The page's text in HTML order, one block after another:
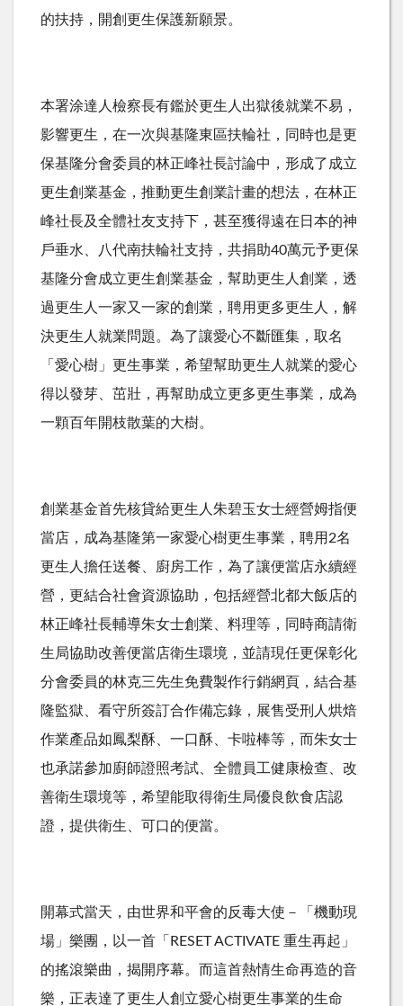
的扶持，開創更生保護新願景。
本署涂達人檢察長有鑑於更生人出獄後就業不易，
影響更生，在一次與基隆東區扶輪社，同時也是更
保基隆分會委員的林正峰社長討論中，形成了成立
更生創業基金，推動更生創業計畫的想法，在林正
峰社長及全體社友支持下，甚至獲得遠在日本的神
戶垂水、八代南扶輪社支持，共捐助40萬元予更保
基隆分會成立更生創業基金，幫助更生人創業，透
過更生人一家又一家的創業，聘用更多更生人，解
決更生人就業問題。為了讓愛心不斷匯集，取名
「愛心樹」更生事業，希望幫助更生人就業的愛心
得以發芽、茁壯，再幫助成立更多更生事業，成為
一顆百年開枝散葉的大樹。
創業基金首先核貸給更生人朱碧玉女士經營姆指便
當店，成為基隆第一家愛心樹更生事業，聘用2名
更生人擔任送餐、廚房工作，為了讓便當店永續經
營，更結合社會資源協助，包括經營北都大飯店的
林正峰社長輔導朱女士創業、料理等，同時商請衛
生局協助改善便當店衛生環境，並請現任更保彰化
分會委員的林克三先生免費製作行銷網頁，結合基
隆監獄、看守所簽訂合作備忘錄，展售受刑人烘焙
作業產品如鳳梨酥、一口酥、卡啦棒等，而朱女士
也承諾參加廚師證照考試、全體員工健康檢查、改
善衛生環境等，希望能取得衛生局優良飲食店認
證，提供衛生、可口的便當。
開幕式當天，由世界和平會的反毒大使－「機動現
場」樂團，以一首「RESET ACTIVATE 重生再起」
的搖滾樂曲，揭開序幕。而這首熱情生命再造的音
樂，正表達了更生人創立愛心樹更生事業的生命